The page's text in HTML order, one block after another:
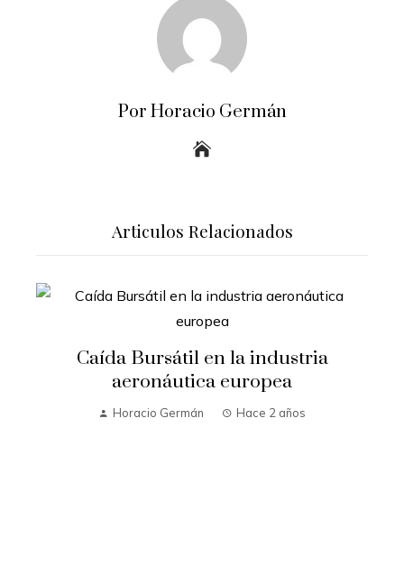
Por Horacio Germán
Articulos Relacionados
Caída Bursátil en la industria
aeronáutica europea
Horacio Germán Hace 2 años